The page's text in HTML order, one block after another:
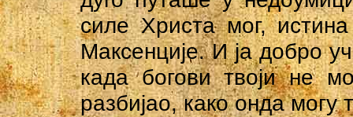
силе Христа мог,
Максенције. И ја добро
када богови твоји не
разбијао, како онда